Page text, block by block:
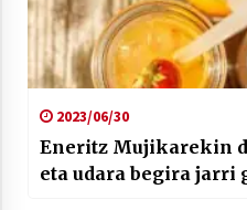
2023/06/30
Eneritz Mujikarekin
eta udara begira jarri